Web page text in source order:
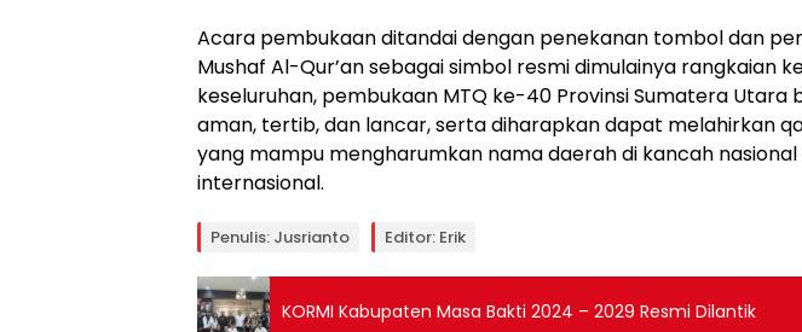
Acara pembukaan ditandai dengan penekanan tombol dan
Mushaf Al-Qur’an sebagai simbol resmi dimulainya rangkaian
keseluruhan, pembukaan MTQ ke-40 Provinsi Sumatera Utara
aman, tertib, dan lancar, serta diharapkan dapat melahirkan
yang mampu mengharumkan nama daerah di kancah
internasional.
Penulis: Jusrianto Editor: Erik
KORMI Kabupaten Masa Bakti 2024 – 2029 Resmi Dilantik